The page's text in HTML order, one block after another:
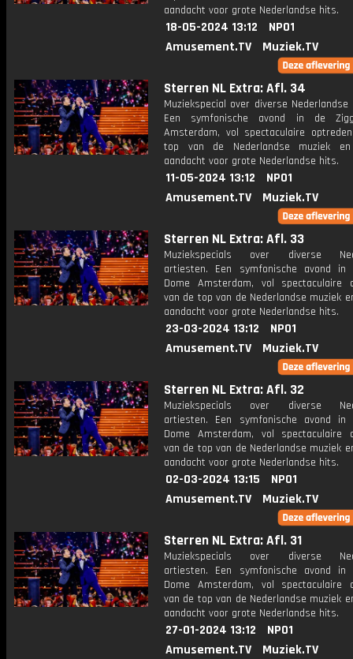
aandacht voor grote Nederlandse hits.
18-05-2024 13:12
NPO1
Amusement.TV
Muziek.TV
Sterren NL Extra: Afl. 34
Muziekspecial over diverse
Een symfonische avond in de
Amsterdam, vol spectaculaire
top van de Nederlandse muziek en
aandacht voor grote Nederlandse hits.
11-05-2024 13:12
NPO1
Amusement.TV
Muziek.TV
Sterren NL Extra: Afl. 33
Muziekspecials over diverse
artiesten. Een symfonische avond in
Dome Amsterdam, vol spectaculaire
van de top van de Nederlandse muziek
aandacht voor grote Nederlandse hits.
23-03-2024 13:12
NPO1
Amusement.TV
Muziek.TV
Sterren NL Extra: Afl. 32
Muziekspecials over diverse
artiesten. Een symfonische avond in
Dome Amsterdam, vol spectaculaire
van de top van de Nederlandse muziek
aandacht voor grote Nederlandse hits.
02-03-2024 13:15
NPO1
Amusement.TV
Muziek.TV
Sterren NL Extra: Afl. 31
Muziekspecials over diverse
artiesten. Een symfonische avond in
Dome Amsterdam, vol spectaculaire
van de top van de Nederlandse muziek
aandacht voor grote Nederlandse hits.
27-01-2024 13:12
NPO1
Amusement.TV
Muziek.TV